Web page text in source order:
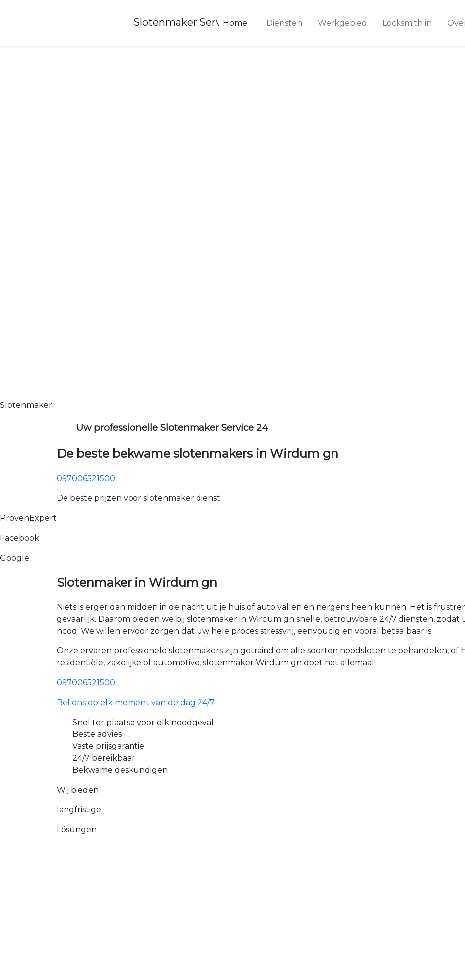
Slotenmaker Service 24
Home Diensten Werkgebied Locksmith in
Slotenmaker
Uw professionelle Slotenmaker Service 24
De beste bekwame slotenmakers in Wirdum gn
097006521500
De beste prijzen voor slotenmaker dienst
ProvenExpert
Facebook
Google
Slotenmaker in Wirdum gn
Niets is erger dan midden in de nacht uit je huis of auto vallen en nergens heen kunnen. Het is
gevaarlijk. Daarom bieden we bij slotenmaker in Wirdum gn snelle, betrouwbare 24/7 diensten, zodat
nood. We willen ervoor zorgen dat uw hele proces stressvrij, eenvoudig en vooral betaalbaar is.
Onze ervaren professionele slotenmakers zijn getraind om alle soorten noodsloten te behandelen, of
residentiële, zakelijke of automotive, slotenmaker Wirdum gn doet het allemaal!
097006521500
Bel ons op elk moment van de dag 24/7
Snel ter plaatse voor elk noodgeval
Beste advies
Vaste prijsgarantie
24/7 bereikbaar
Bekwame deskundigen
Wij bieden
langfristige
Lösungen